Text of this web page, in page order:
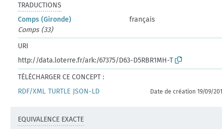
TRADUCTIONS
Comps (Gironde)
français
Comps (33)
URI
http://data.loterre.fr/ark:/67375/D63-D5RBR1MH-T
TÉLÉCHARGER CE CONCEPT :
RDF/XML TURTLE JSON-LD Date de création 19/09/
EQUIVALENCE EXACTE